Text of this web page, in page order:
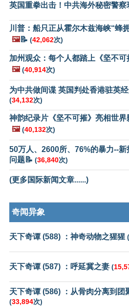
英国重拳出击！中共海外秘密警察
川普：船只正从霍尔木兹海峡“蜂
🖼️📝 (42,062次)
加州观众：每个人都踏上《坚不可
🖼️ (40,914次)
为中共做间谍 英国判处香港驻英
(34,132次)
神韵纪录片《坚不可摧》亮相世界
🖼️ (40,132次)
50万人、2600所、76%的暴力--
问题📝 (36,840次)
(更多国际新闻文章......)
奇闻异象
天下奇谭 (588) ：神奇动物之猩猩 (
天下奇谭 (587) ：呼延冀之妻 (
天下奇谭 (586) ：从骨肉分离到团
(33,894次)